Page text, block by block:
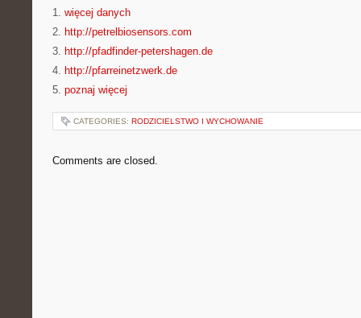
1. więcej danych
2. http://petrelbiosensors.com
3. http://pfadfinder-petershagen.de
4. http://pfarreinetzwerk.de
5. poznaj więcej
CATEGORIES: RODZICIELSTWO I WYCHOWANIE
Comments are closed.